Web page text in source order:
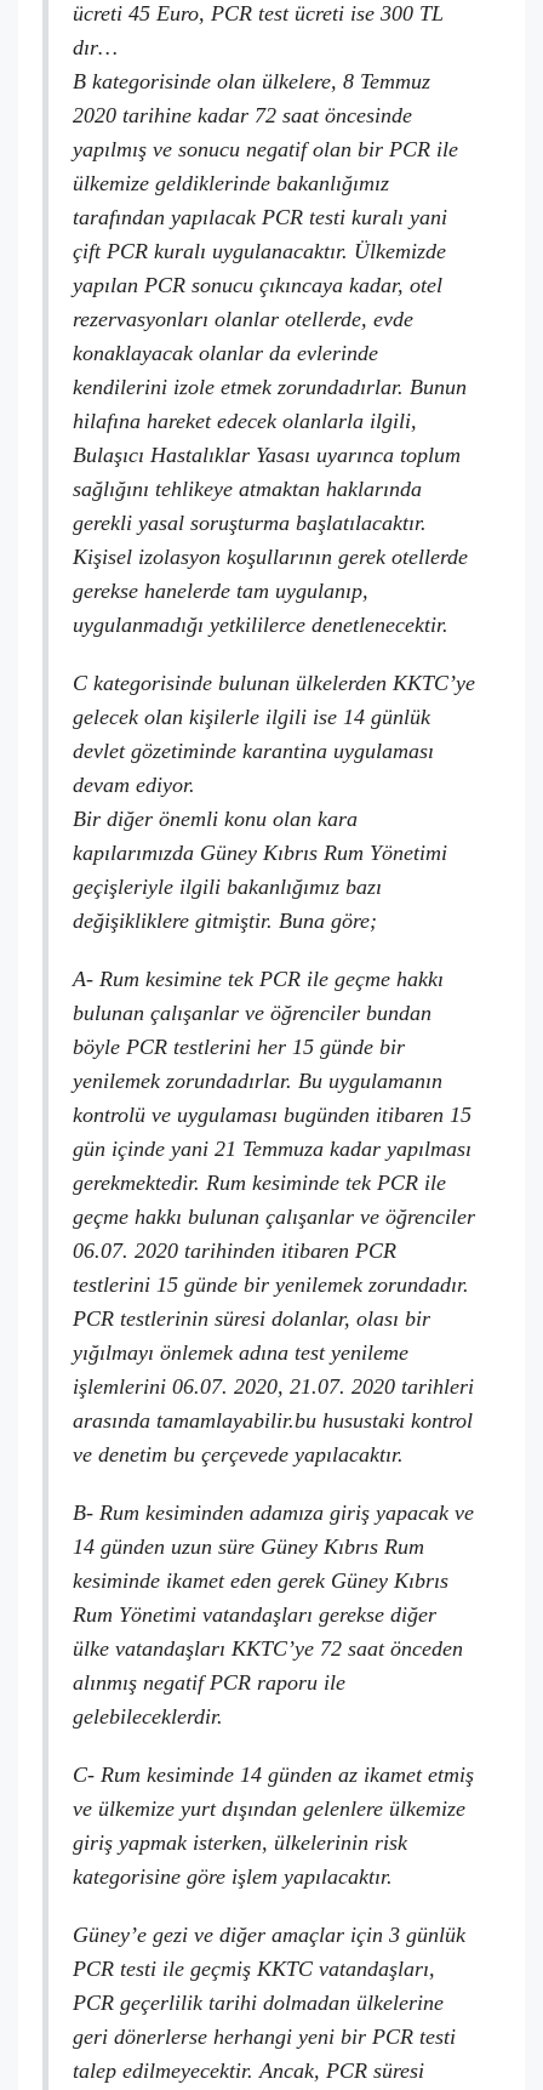
ücreti 45 Euro, PCR test ücreti ise 300 TL
dır…
B kategorisinde olan ülkelere, 8 Temmuz
2020 tarihine kadar 72 saat öncesinde
yapılmış ve sonucu negatif olan bir PCR ile
ülkemize geldiklerinde bakanlığımız
tarafından yapılacak PCR testi kuralı yani
çift PCR kuralı uygulanacaktır. Ülkemizde
yapılan PCR sonucu çıkıncaya kadar, otel
rezervasyonları olanlar otellerde, evde
konaklayacak olanlar da evlerinde
kendilerini izole etmek zorundadırlar. Bunun
hilafına hareket edecek olanlarla ilgili,
Bulaşıcı Hastalıklar Yasası uyarınca toplum
sağlığını tehlikeye atmaktan haklarında
gerekli yasal soruşturma başlatılacaktır.
Kişisel izolasyon koşullarının gerek otellerde
gerekse hanelerde tam uygulanıp,
uygulanmadığı yetkililerce denetlenecektir.
C kategorisinde bulunan ülkelerden KKTC’ye
gelecek olan kişilerle ilgili ise 14 günlük
devlet gözetiminde karantina uygulaması
devam ediyor.
Bir diğer önemli konu olan kara
kapılarımızda Güney Kıbrıs Rum Yönetimi
geçişleriyle ilgili bakanlığımız bazı
değişikliklere gitmiştir. Buna göre;
A- Rum kesimine tek PCR ile geçme hakkı
bulunan çalışanlar ve öğrenciler bundan
böyle PCR testlerini her 15 günde bir
yenilemek zorundadırlar. Bu uygulamanın
kontrolü ve uygulaması bugünden itibaren 15
gün içinde yani 21 Temmuza kadar yapılması
gerekmektedir. Rum kesiminde tek PCR ile
geçme hakkı bulunan çalışanlar ve öğrenciler
06.07. 2020 tarihinden itibaren PCR
testlerini 15 günde bir yenilemek zorundadır.
PCR testlerinin süresi dolanlar, olası bir
yığılmayı önlemek adına test yenileme
işlemlerini 06.07. 2020, 21.07. 2020 tarihleri
arasında tamamlayabilir.bu husustaki kontrol
ve denetim bu çerçevede yapılacaktır.
B- Rum kesiminden adamıza giriş yapacak ve
14 günden uzun süre Güney Kıbrıs Rum
kesiminde ikamet eden gerek Güney Kıbrıs
Rum Yönetimi vatandaşları gerekse diğer
ülke vatandaşları KKTC’ye 72 saat önceden
alınmış negatif PCR raporu ile
gelebileceklerdir.
C- Rum kesiminde 14 günden az ikamet etmiş
ve ülkemize yurt dışından gelenlere ülkemize
giriş yapmak isterken, ülkelerinin risk
kategorisine göre işlem yapılacaktır.
Güney’e gezi ve diğer amaçlar için 3 günlük
PCR testi ile geçmiş KKTC vatandaşları,
PCR geçerlilik tarihi dolmadan ülkelerine
geri dönerlerse herhangi yeni bir PCR testi
talep edilmeyecektir. Ancak, PCR süresi